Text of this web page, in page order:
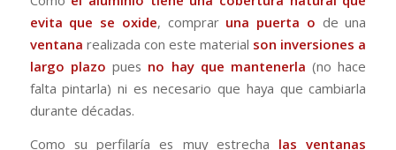
evita que se oxide, comprar una puerta o de una
ventana realizada con este material son inversiones a
largo plazo pues no hay que mantenerla (no hace
falta pintarla) ni es necesario que haya que cambiarla
durante décadas.
Como su perfilaría es muy estrecha las ventanas